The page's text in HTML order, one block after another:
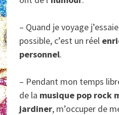
– Quand je voyage
possible, c’est un réel
personnel.
– Pendant mon temps
de la musique pop rock
jardiner, m’occuper de